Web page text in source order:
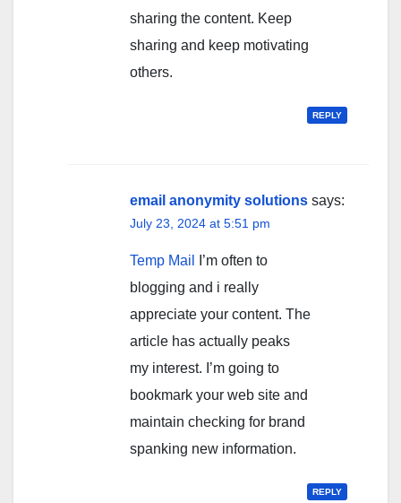
sharing the content. Keep
sharing and keep motivating
others.
REPLY
email anonymity solutions says:
July 23, 2024 at 5:51 pm
Temp Mail
I’m often to
blogging and i really
appreciate your content. The
article has actually peaks
my interest. I’m going to
bookmark your web site and
maintain checking for brand
spanking new information.
REPLY